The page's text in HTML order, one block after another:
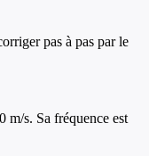
pas à pas par le
m/s. Sa fréquence est